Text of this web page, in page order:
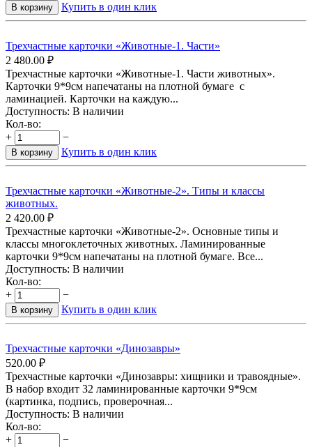
В корзину Купить в один клик
Трехчастные карточки «Животные-1. Части»
2 480.00 ₽
Трехчастные карточки «Животные-1. Части животных».
Карточки 9*9см напечатаны на плотной бумаге с
ламинацией. Карточки на каждую...
Доступность: В наличии
Кол-во:
+
−
В корзину Купить в один клик
Трехчастные карточки «Животные-2». Типы и классы
животных.
2 420.00 ₽
Трехчастные карточки «Животные-2». Основные типы и
классы многоклеточных животных. Ламинированные
карточки 9*9см напечатаны на плотной бумаге. Все...
Доступность: В наличии
Кол-во:
+
−
В корзину Купить в один клик
Трехчастные карточки «Динозавры»
520.00 ₽
Трехчастные карточки «Динозавры: хищники и травоядные».
В набор входит 32 ламинированные карточки 9*9см
(картинка, подпись, проверочная...
Доступность: В наличии
Кол-во:
+
−